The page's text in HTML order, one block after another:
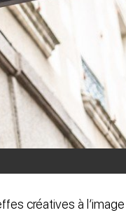
créatives à l’image